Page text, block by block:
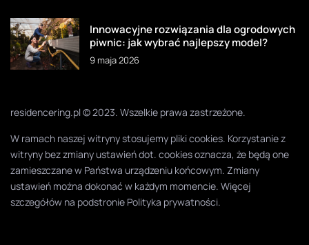
Innowacyjne rozwiązania dla ogrodowych
piwnic: jak wybrać najlepszy model?
9 maja 2026
residencering.pl © 2023. Wszelkie prawa zastrzeżone.
W ramach naszej witryny stosujemy pliki cookies. Korzystanie z
witryny bez zmiany ustawień dot. cookies oznacza, że będą one
zamieszczane w Państwa urządzeniu końcowym. Zmiany
ustawień można dokonać w każdym momencie. Więcej
szczegółów na podstronie Polityka prywatności.